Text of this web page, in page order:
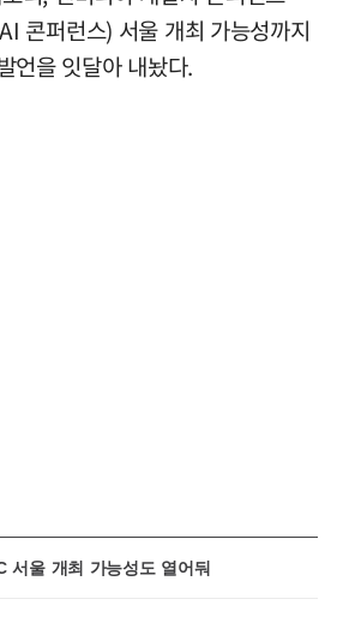
콘퍼런스) 서울 개최 가능성까지
언을 잇달아 내놨다.
울 개최 가능성도 열어둬